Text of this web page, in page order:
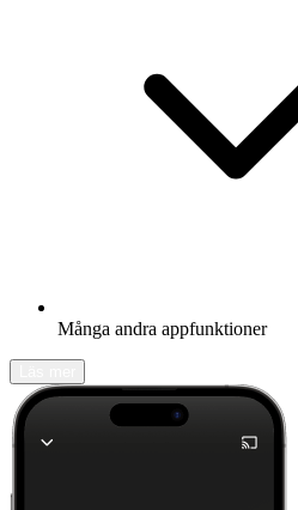
Många andra appfunktioner